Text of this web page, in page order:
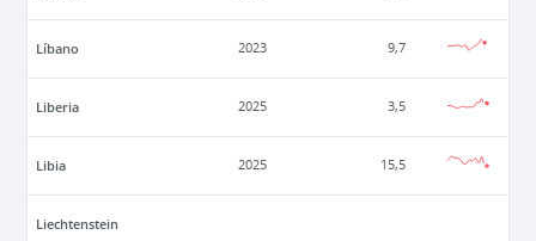
Líbano 2023 9,7
Liberia 2025 3,5
Libia 2025 15,5
Liechtenstein